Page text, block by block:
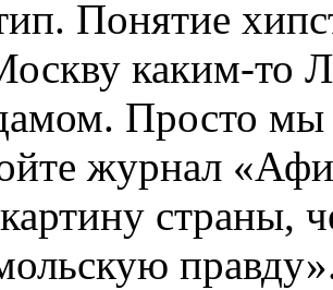
Понятие
каким-то
Просто мы
журнал
страны,